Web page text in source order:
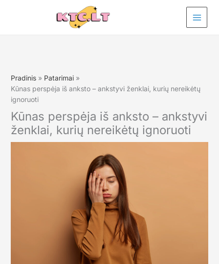
Pradinis
Patarimai
Kūnas perspėja iš anksto – ankstyvi ženklai, kurių nereikėtų
ignoruoti
Kūnas perspėja iš anksto – ankstyvi
ženklai, kurių nereikėtų ignoruoti